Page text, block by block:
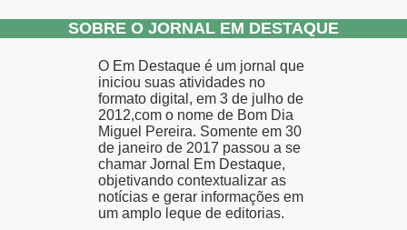
SOBRE O JORNAL EM DESTAQUE
O Em Destaque é um jornal que
iniciou suas atividades no
formato digital, em 3 de julho de
2012,com o nome de Bom Dia
Miguel Pereira. Somente em 30
de janeiro de 2017 passou a se
chamar Jornal Em Destaque,
objetivando contextualizar as
notícias e gerar informações em
um amplo leque de editorias.